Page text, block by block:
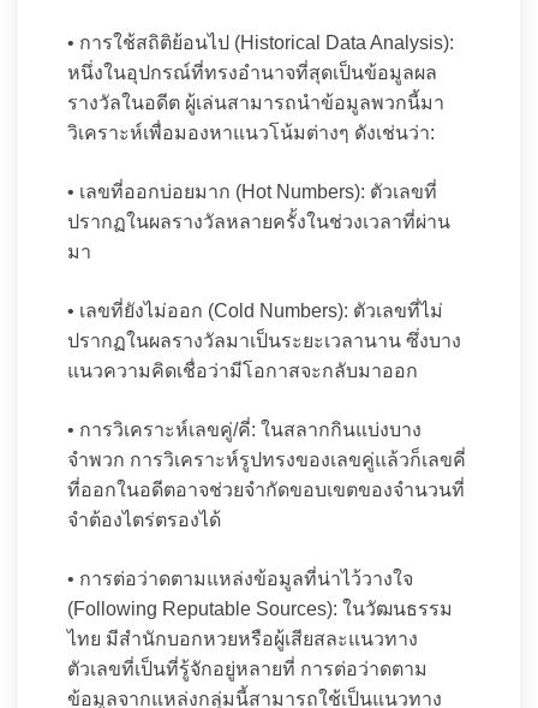
• การใช้สถิติย้อนไป (Historical Data Analysis):
หนึ่งในอุปกรณ์ที่ทรงอำนาจที่สุดเป็นข้อมูลผล
รางวัลในอดีต ผู้เล่นสามารถนำข้อมูลพวกนี้มา
วิเคราะห์เพื่อมองหาแนวโน้มต่างๆ ดังเช่นว่า:
• เลขที่ออกบ่อยมาก (Hot Numbers): ตัวเลขที่
ปรากฏในผลรางวัลหลายครั้งในช่วงเวลาที่ผ่าน
มา
• เลขที่ยังไม่ออก (Cold Numbers): ตัวเลขที่ไม่
ปรากฏในผลรางวัลมาเป็นระยะเวลานาน ซึ่งบาง
แนวความคิดเชื่อว่ามีโอกาสจะกลับมาออก
• การวิเคราะห์เลขคู่/คี่: ในสลากกินแบ่งบาง
จำพวก การวิเคราะห์รูปทรงของเลขคู่แล้วก็เลขคี่
ที่ออกในอดีตอาจช่วยจำกัดขอบเขตของจำนวนที่
จำต้องไตร่ตรองได้
• การต่อว่าดตามแหล่งข้อมูลที่น่าไว้วางใจ
(Following Reputable Sources): ในวัฒนธรรม
ไทย มีสำนักบอกหวยหรือผู้เสียสละแนวทาง
ตัวเลขที่เป็นที่รู้จักอยู่หลายที่ การต่อว่าดตาม
ข้อมูลจากแหล่งกลุ่มนี้สามารถใช้เป็นแนวทาง